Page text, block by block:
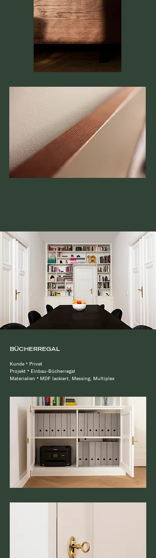
BÜCHERREGAL
Kunde • Privat
Projekt • Einbau-Bücherregal
Materialien • MDF lackiert, Messing, Multiplex